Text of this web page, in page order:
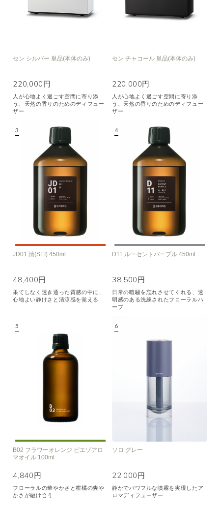
セン シルバー 単品(本体のみ)
220,000円
人が心地よく過ごす空間に寄り添
う、天然の香りのためのディフュー
ザー
セン チャコール 単品(本体のみ)
220,000円
人が心地よく過ごす空間に寄り添
う、天然の香りのためのディフュー
ザー
JD01 清(SEI) 450ml
48,400円
果てしなく透き通った質感の中に、
心地よい静けさと清涼感を覚える
D11 ルーセントパープル 450ml
38,500円
日常の喧騒を忘れさせてくれる、透
明感のある洗練されたフローラルハ
ーブ
B02 フラワーオレンジ ピエゾアロ
マオイル 100ml
4,840円
フローラルの華やかさと柑橘の爽や
かさが融け合う
ソロ グレー
22,000円
静かでパワフルな噴霧を実現したア
ロマディフューザー